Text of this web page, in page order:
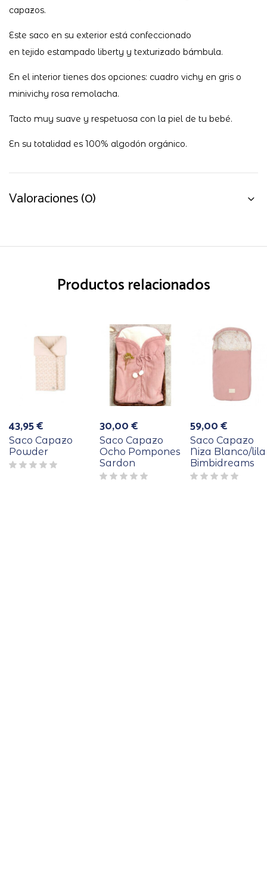
capazos.
Este saco en su exterior está confeccionado
en tejido estampado liberty y texturizado bámbula.
En el interior tienes dos opciones: cuadro vichy en gris o
minivichy rosa remolacha.
Tacto muy suave y respetuosa con la piel de tu bebé.
En su totalidad es 100% algodón orgánico.
Valoraciones (0)
Productos relacionados
43,95€
Saco Capazo
Powder
30,00€
Saco Capazo
Ocho Pompones
Sardon
59,00€
Saco Capazo
Niza Blanco/lila
Bimbidreams